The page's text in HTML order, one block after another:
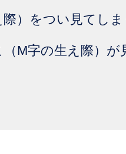
）をつい見てしま
M字の生え際）が